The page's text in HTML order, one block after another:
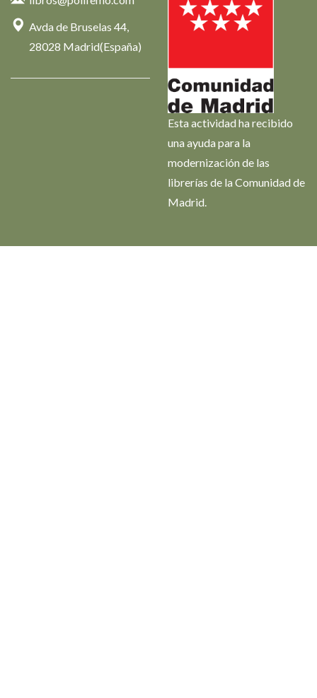
Avda de Bruselas 44,
28028 Madrid(España)
Esta actividad ha recibido
una ayuda para la
modernización de las
librerías de la Comunidad de
Madrid.